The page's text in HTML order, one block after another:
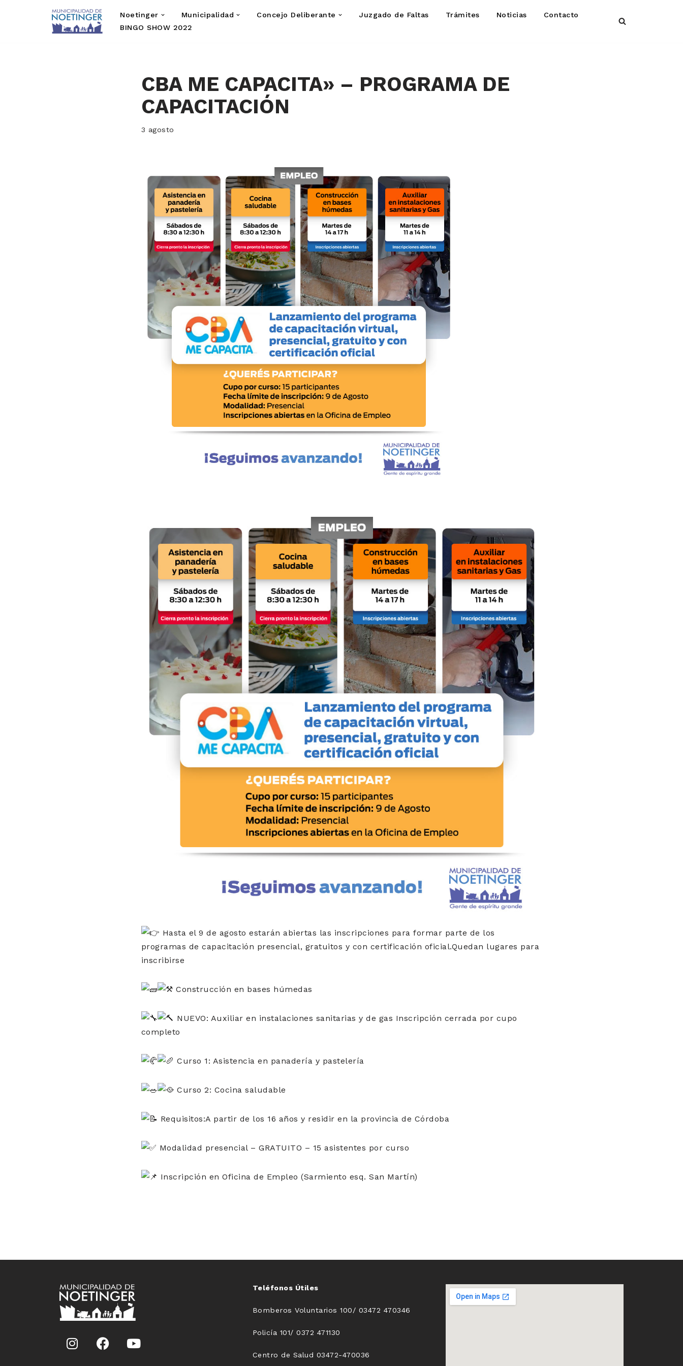
Noetinger Municipalidad Concejo Deliberante Juzgado de Faltas Trámites Noticias
Contacto
BINGO SHOW 2022
CBA ME CAPACITA» – PROGRAMA DE
CAPACITACIÓN
3 agosto
Hasta el 9 de agosto estarán abiertas las inscripciones para formar parte de los
programas de capacitación presencial, gratuitos y con certificación oficial.Quedan lugares para
inscribirse
Construcción en bases húmedas
NUEVO: Auxiliar en instalaciones sanitarias y de gas Inscripción cerrada por cupo
completo
Curso 1: Asistencia en panadería y pastelería
Curso 2: Cocina saludable
Requisitos:A partir de los 16 años y residir en la provincia de Córdoba
Modalidad presencial – GRATUITO – 15 asistentes por curso
Inscripción en Oficina de Empleo (Sarmiento esq. San Martín)
Teléfonos Útiles
Bomberos Voluntarios 100/ 03472 470346
Policía 101/ 0372 471130
Centro de Salud 03472-470036